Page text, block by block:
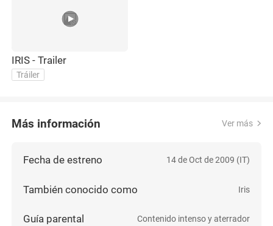
IRIS - Trailer
Tráiler
Más información Ver más
Fecha de estreno 14 de Oct de 2009 (IT)
También conocido como Iris
Guía parental Contenido intenso y aterrador